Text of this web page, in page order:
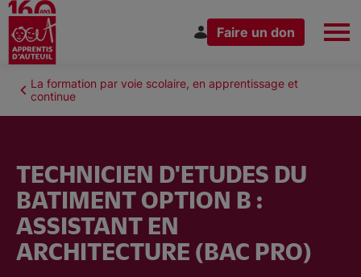
contenuEspace Donateur
Nous connaître
Nos actions
Faire un don
Fil
d'Ariane
La formation par voie scolaire, en apprentissage et
continue
TECHNICIEN D'ETUDES DU
BATIMENT OPTION B :
ASSISTANT EN
ARCHITECTURE (BAC PRO)